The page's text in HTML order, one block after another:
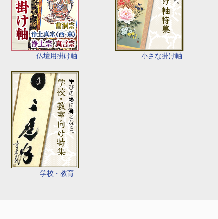
仏壇用掛け軸 小さな掛け軸
学校・教育